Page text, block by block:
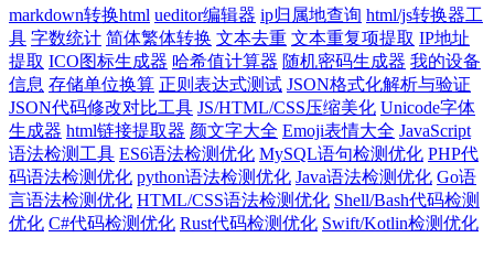
markdown转换html ueditor编辑器 ip归属地查询 html/js转换器工
具 字数统计 简体繁体转换 文本去重 文本重复项提取 IP地址
提取 ICO图标生成器 哈希值计算器 随机密码生成器 我的设备
信息 存储单位换算 正则表达式测试 JSON格式化解析与验证
JSON代码修改对比工具 JS/HTML/CSS压缩美化 Unicode字体
生成器 html链接提取器 颜文字大全 Emoji表情大全 JavaScript
语法检测工具 ES6语法检测优化 MySQL语句检测优化 PHP代
码语法检测优化 python语法检测优化 Java语法检测优化 Go语
言语法检测优化 HTML/CSS语法检测优化 Shell/Bash代码检测
优化 C#代码检测优化 Rust代码检测优化 Swift/Kotlin检测优化